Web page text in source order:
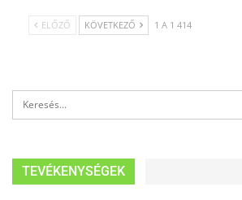
ELŐZŐ KÖVETKEZŐ 1 A 1 414
TEVÉKENYSÉGEK